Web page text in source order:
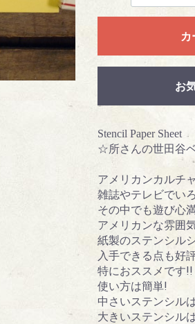
カ
お
Stencil Paper Sheet
☆所さんの世田谷
アメリカンカルチ
雑誌やテレビでい
その中でも遊び心
アメリカンな雰囲
紙製のステンシル
入手できる点も好
特におススメです!!
使い方は簡単!
中さいステンシル
大きいステンシル